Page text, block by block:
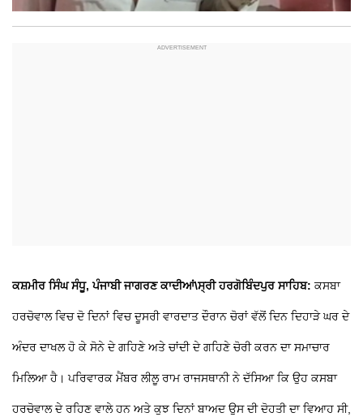
ਕਸ਼ਮੀਰ ਸਿੰਘ ਸੰਧੂ, ਪੰਜਾਬੀ ਜਾਗਰਣ ਕਾਦੀਆਂ\ਸ੍ਰੀ ਹਰਗੋਬਿੰਦਪੁਰ ਸਾਹਿਬ:ਕਸਬਾ
ਹਰਚੋਵਾਲ ਵਿਚ ਦੋ ਦਿਨਾਂ ਵਿਚ ਦੂਸਰੀ ਵਾਰਦਾਤ ਦੌਰਾਨ ਚੋਰਾਂ ਵੱਲੋਂ ਦਿਨ ਦਿਹਾੜੇ ਘਰ ਦੇ
ਅੰਦਰ ਦਾਖਲ ਹੋ ਕੇ ਸੋਨੇ ਦੇ ਗਹਿਣੇ ਅਤੇ ਚਾਂਦੀ ਦੇ ਗਹਿਣੇ ਚੋਰੀ ਕਰਨ ਦਾ ਸਮਾਚਾਰ
ਮਿਲਿਆ ਹੈ। ਪਰਿਵਾਰਕ ਮੈਂਬਰ ਲੀਲੂ ਰਾਮ ਰਾਜਸਥਾਨੀ ਨੇ ਦੱਸਿਆ ਕਿ ਉਹ ਕਸਬਾ
ਹਰਚੋਵਾਲ ਦੇ ਰਹਿਣ ਵਾਲੇ ਹਨ ਅਤੇ ਕੁਝ ਦਿਨਾਂ ਬਾਅਦ ਉਸ ਦੀ ਦੋਹਤੀ ਦਾ ਵਿਆਹ ਸੀ,